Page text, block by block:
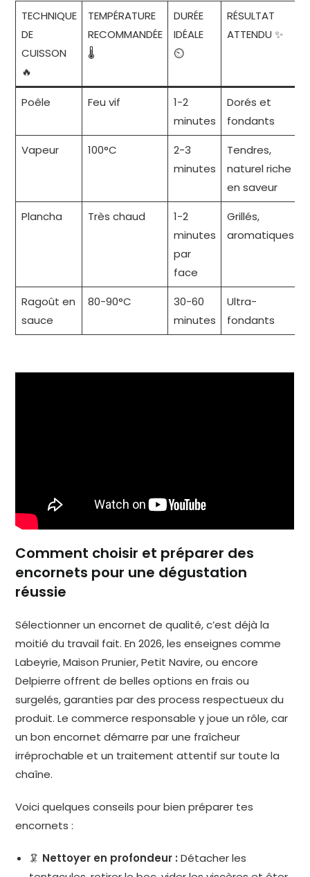
TECHNIQUE
DE
CUISSON
🔥
TEMPÉRATURE
RECOMMANDÉE
🌡️
DURÉE
IDÉALE
⏲️
RÉSULTAT
ATTENDU ✨
Poêle Feu vif
1-2
minutes
Dorés et
fondants
Vapeur
100°C
2-3
minutes
Tendres,
naturel riche
en saveur
Plancha
Très chaud
1-2
minutes
par
face
Grillés,
aromatiques
Ragoût en
sauce
80-90°C
30-60
minutes
Ultra-
fondants
Comment choisir et préparer des
encornets pour une dégustation
réussie
Sélectionner un encornet de qualité, c’est déjà la
moitié du travail fait. En 2026, les enseignes comme
Labeyrie, Maison Prunier, Petit Navire, ou encore
Delpierre offrent de belles options en frais ou
surgelés, garanties par des process respectueux du
produit. Le commerce responsable y joue un rôle, car
un bon encornet démarre par une fraîcheur
irréprochable et un traitement attentif sur toute la
chaîne.
Voici quelques conseils pour bien préparer tes
encornets :
🦑 Nettoyer en profondeur : Détacher les